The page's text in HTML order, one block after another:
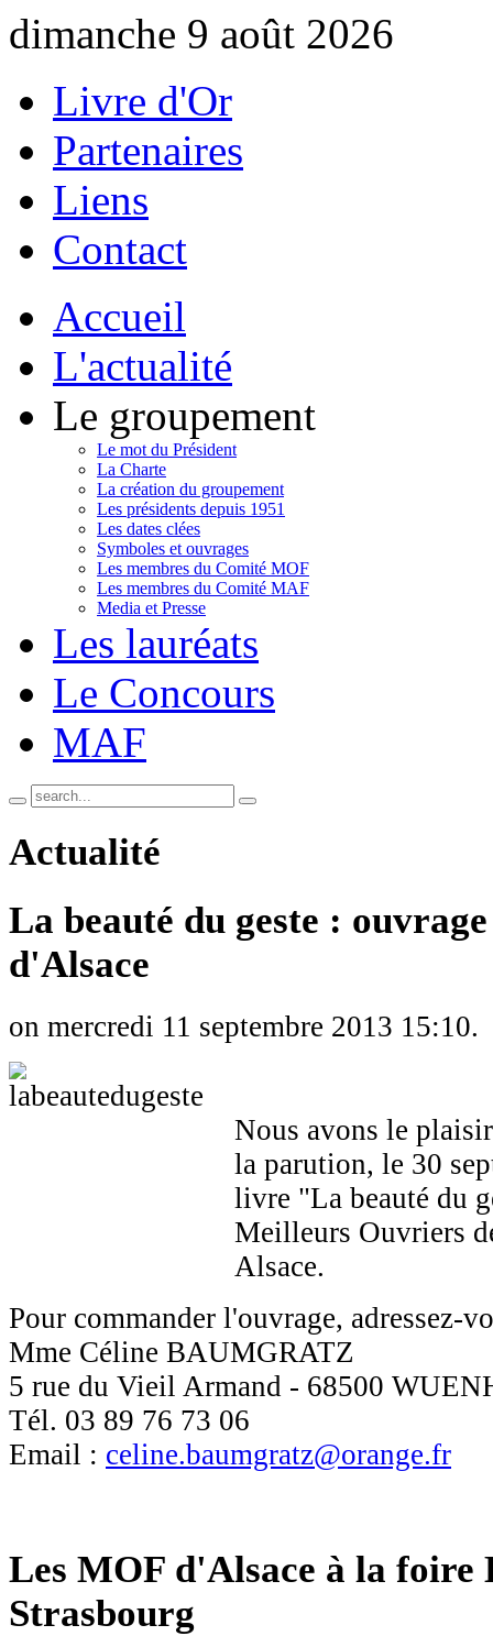
dimanche 9 août 2026
Livre d'Or
Partenaires
Liens
Contact
Accueil
L'actualité
Le groupement
Le mot du Président
La Charte
La création du groupement
Les présidents depuis 1951
Les dates clées
Symboles et ouvrages
Les membres du Comité MOF
Les membres du Comité MAF
Media et Presse
Les lauréats
Le Concours
MAF
Actualité
La beauté du geste :
d'Alsace
on mercredi 11 septembre 2013 15:10.
Nous avons le
la parution, le 30
livre "La beauté du
Meilleurs Ouvriers
Alsace.
Pour commander l'ouvrage, adressez-
Mme Céline BAUMGRATZ
5 rue du Vieil Armand - 68500
Tél. 03 89 76 73 06
Email : celine.baumgratz@orange.fr
Les MOF d'Alsace à la foire
Strasbourg